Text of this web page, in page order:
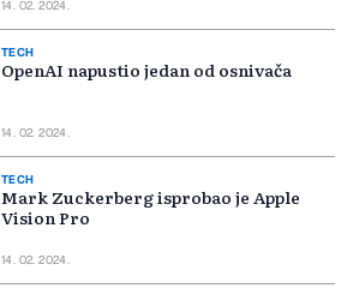
14. 02. 2024.
TECH
OpenAI napustio jedan od osnivača
14. 02. 2024.
TECH
Mark Zuckerberg isprobao je Apple
Vision Pro
14. 02. 2024.